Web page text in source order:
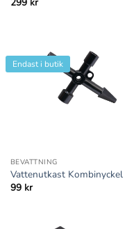
299 kr
Endast i butik
BEVATTNING
Vattenutkast Kombinyckel
99 kr